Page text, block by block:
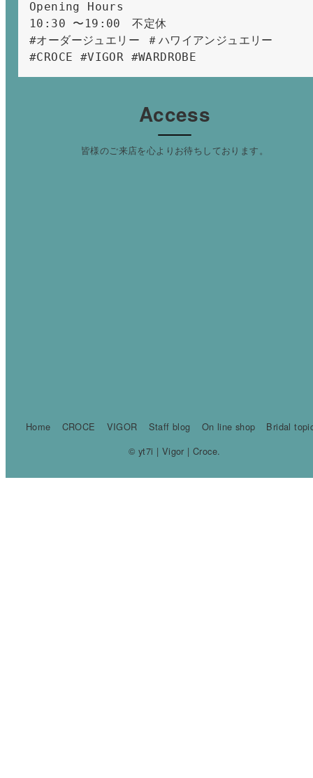
Opening Hours
10:30 〜19:00　不定休
#オーダージュエリー ＃ハワイアンジュエリー
#CROCE #VIGOR #WARDROBE
Access
皆様のご来店を心よりお待ちしております。
Home CROCE VIGOR Staff blog On line shop
Bridal
© yt7i | Vigor | Croce.